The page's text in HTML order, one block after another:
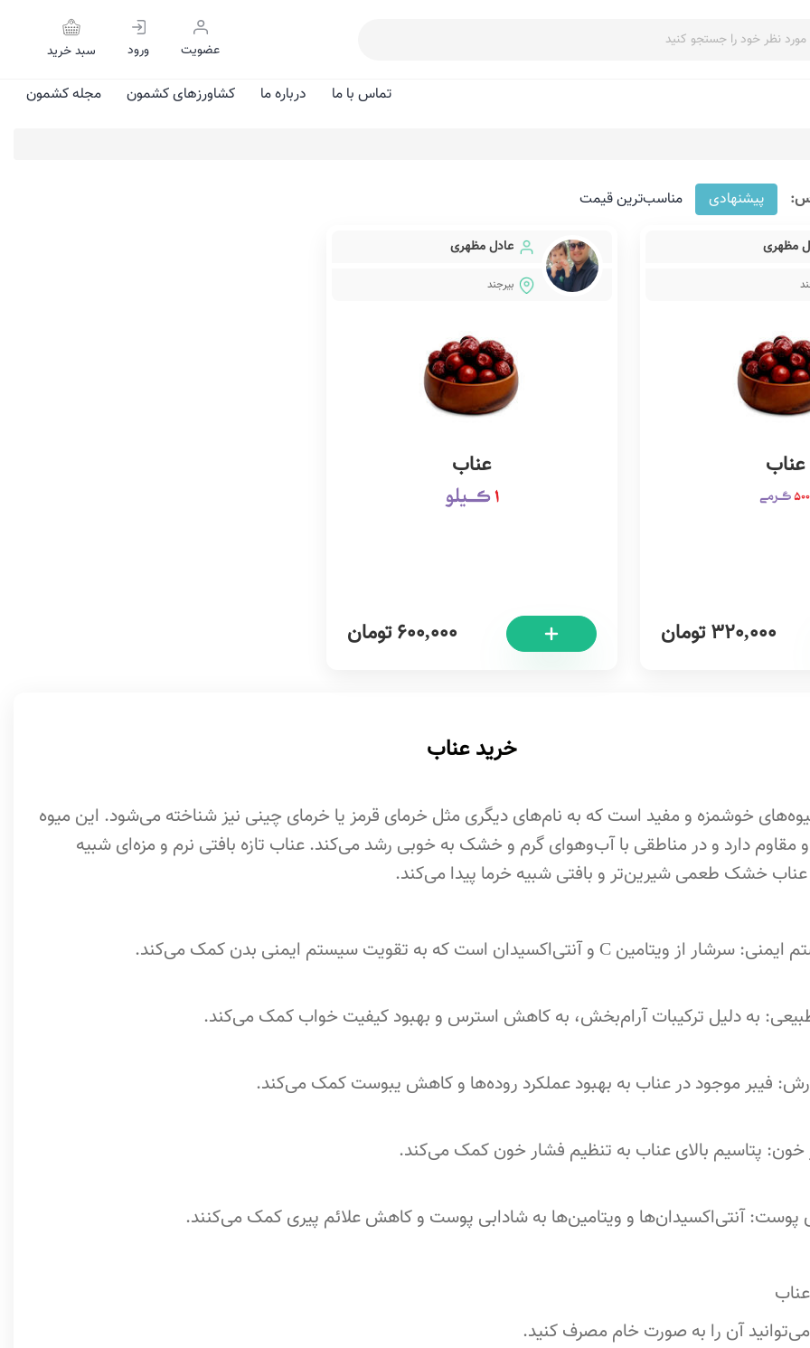
عضویت ورود سبد خرید
تماس با ما درباره ما کشاورزهای کشمون مجله کشمون
پیشنهادی مناسب‌ترین قیمت
مظهری
عناب
320,000تومان
عادل مظهری
بیرجند
عناب
600,000تومان
خرید عناب
خوشمزه و مفید است که به نام‌های دیگری مثل خرمای قرمز یا خرمای چینی نیز شناخته می‌شود. این میوه
دارد و در مناطقی با آب‌وهوای گرم و خشک به خوبی رشد می‌کند. عناب تازه بافتی نرم و مزه‌ای شبیه
عناب خشک طعمی شیرین‌تر و بافتی شبیه خرما پیدا می‌کند.
آن را به صورت خام مصرف کنید.